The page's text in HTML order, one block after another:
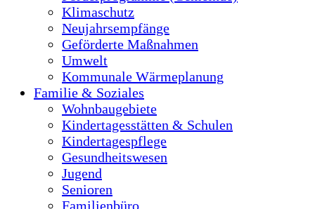
Klimaschutz
Neujahrsempfänge
Geförderte Maßnahmen
Umwelt
Kommunale Wärmeplanung
Familie & Soziales
Wohnbaugebiete
Kindertagesstätten & Schulen
Kindertagespflege
Gesundheitswesen
Jugend
Senioren
Familienbüro